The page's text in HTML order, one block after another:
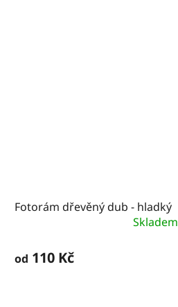
Fotorám dřevěný dub - hladký
Skladem
od 110 Kč